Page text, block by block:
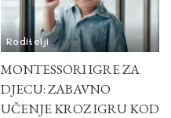
Roditelji
MONTESSORI IGRE ZA
DJECU: ZABAVNO
UČENJE KROZ IGRU KOD